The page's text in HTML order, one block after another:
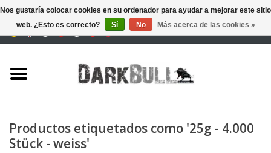
de tiro
equipo táctico
Productos etiquetados como '25g - 4.000
Stück - weiss'
Nos gustaría colocar cookies en su ordenador para ayudar a mejorar este sitio
web. ¿Esto es correcto?
Sí No Más acerca de las cookies »